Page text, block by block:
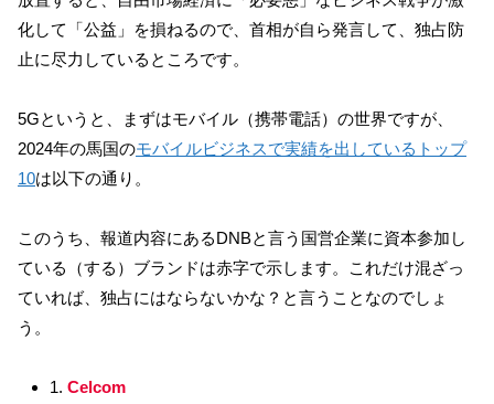
化して「公益」を損ねるので、首相が自ら発言して、独占防
止に尽力しているところです。
5Gというと、まずはモバイル（携帯電話）の世界ですが、
2024年の馬国のモバイルビジネスで実績を出しているトップ
10は以下の通り。
このうち、報道内容にあるDNBと言う国営企業に資本参加し
ている（する）ブランドは赤字で示します。これだけ混ざっ
ていれば、独占にはならないかな？と言うことなのでしょ
う。
1. Celcom